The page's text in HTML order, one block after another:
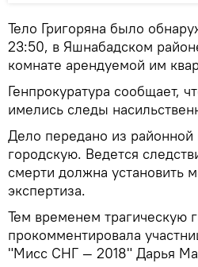
Тело Григоряна было
23:50, в Яшнабадском
комнате арендуемой им
Генпрокуратура сообщает,
имелись следы
Дело передано из районной
городскую. Ведется
смерти должна установить
экспертиза.
Тем временем трагическую
прокомментировала
"Мисс СНГ — 2018" Дарья